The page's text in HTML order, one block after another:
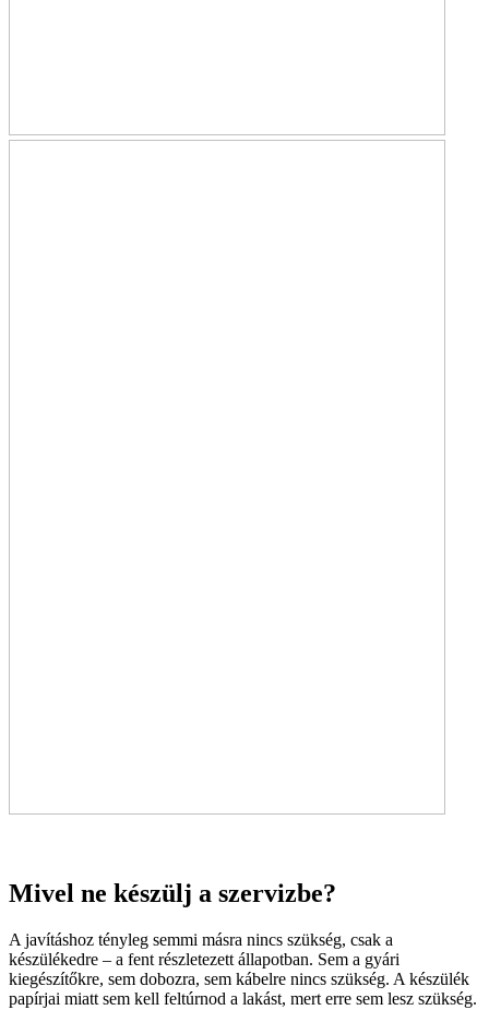
Mivel ne készülj a szervizbe?
A javításhoz tényleg semmi másra nincs szükség, csak a
készülékedre – a fent részletezett állapotban. Sem a gyári
kiegészítőkre, sem dobozra, sem kábelre nincs szükség. A készülék
papírjai miatt sem kell feltúrnod a lakást, mert erre sem lesz szükség.